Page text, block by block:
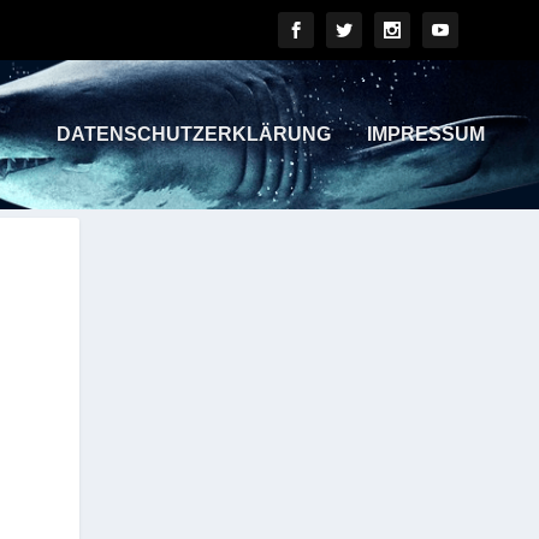
DATENSCHUTZERKLÄRUNG IMPRESSUM